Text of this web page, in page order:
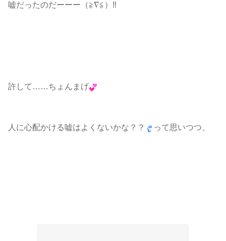
嘘だったのだーーー（≧∇≦）‼︎
許して……ちょんまげ
人に心配かける嘘はよくないかな？？ って思いつつ、